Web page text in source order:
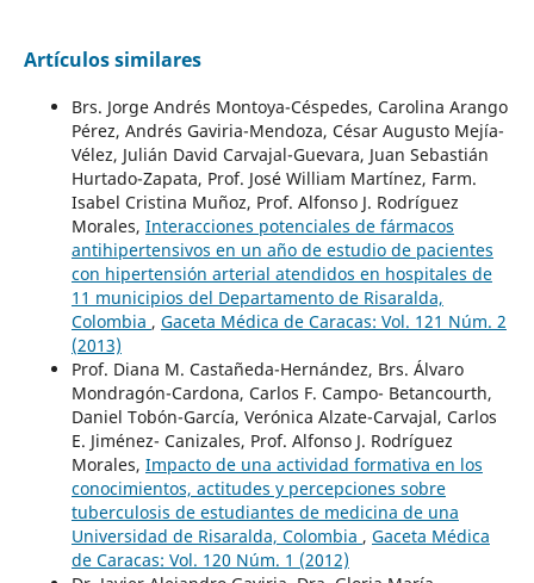
Artículos similares
Brs. Jorge Andrés Montoya-Céspedes, Carolina Arango
Pérez, Andrés Gaviria-Mendoza, César Augusto Mejía-
Vélez, Julián David Carvajal-Guevara, Juan Sebastián
Hurtado-Zapata, Prof. José William Martínez, Farm.
Isabel Cristina Muñoz, Prof. Alfonso J. Rodríguez
Morales, Interacciones potenciales de fármacos
antihipertensivos en un año de estudio de pacientes
con hipertensión arterial atendidos en hospitales de
11 municipios del Departamento de Risaralda,
Colombia , Gaceta Médica de Caracas: Vol. 121 Núm. 2
(2013)
Prof. Diana M. Castañeda-Hernández, Brs. Álvaro
Mondragón-Cardona, Carlos F. Campo- Betancourth,
Daniel Tobón-García, Verónica Alzate-Carvajal, Carlos
E. Jiménez- Canizales, Prof. Alfonso J. Rodríguez
Morales, Impacto de una actividad formativa en los
conocimientos, actitudes y percepciones sobre
tuberculosis de estudiantes de medicina de una
Universidad de Risaralda, Colombia , Gaceta Médica
de Caracas: Vol. 120 Núm. 1 (2012)